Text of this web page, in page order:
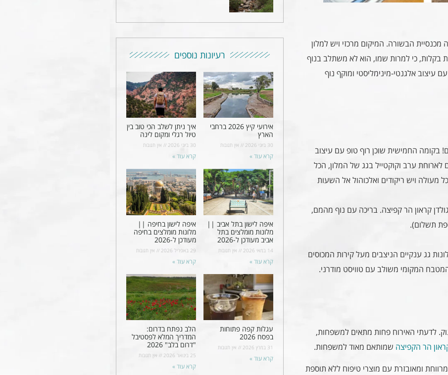
רחוב פאולוס השישי, במרחק 3 דקות הליכה מכנסיית הבשורה. המיקום מרכזי ויש למלון
בקלות, כי למרות שמו, הוא לא משתלב בנוף
עיצוב אלגנטי-מינימליסטי ומוקף נוף
בקומה החמישית שוכן רוף טופ עם עיצוב
ערב וקוקטייל בגג של המלון, הכל
מעולה ויש ריקודים ואלכוהול אל השעות
קראון הר קפיצה. בריכה עם נוף מהמם,
תשלום).
גג ענקיים הניצבים מעל קירות המכוסים
המקומי משולב עם טוויסט מודרני.
לתינוק. לדעתי האירוח פחות מתאים למשפחות,
הר הקפיצה שמותאם מאוד למשפחות.
ומאובזרת עם מוצרי טיפוח ללא תוספת
רעיונות נוספים
אירועי קיץ 2026 ברחבי
הארץ
30 ביוני 2026 אין תגובות
קרא עוד »
איך ניתן לשלב הכי טוב בין
טיול רגלי ומקום לינה
30 ביוני 2026 אין תגובות
קרא עוד »
איפה לישון בתל אביב ||
מלונות מומלצים בתל
אביב מעודכן ל-2026
14 במאי 2026 אין תגובות
קרא עוד »
איפה לישון בחיפה ||
מלונות מומלצים בחיפה
מעודכן ל-2026
29 באפריל 2026 אין תגובות
קרא עוד »
עגלות קפה פתוחות
בפסח 2026
31 במרץ 2026 אין תגובות
קרא עוד »
הלב נפתח בדרום:
המדריך המלא לפסטיבל
"דרום בלב" 2026
25 בינואר 2026 אין תגובות
קרא עוד »